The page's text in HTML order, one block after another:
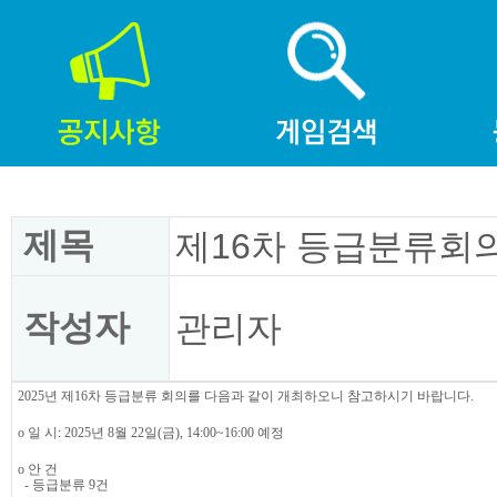
제목 제16차 등급분류회
작성자 관리자
2025년 제16차 등급분류 회의를 다음과 같이 개최하오니 참고하시기 바랍니다.
o 일 시: 2025년 8월 22일(금), 14:00~16:00 예정
o 안 건
- 등급분류 9건